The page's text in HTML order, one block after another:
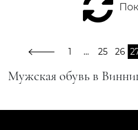
Мужская обувь в
1 ... 25 26